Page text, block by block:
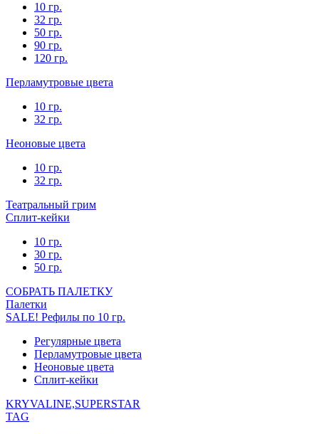
10 гр.
32 гр.
50 гр.
90 гр.
120 гр.
Перламутровые цвета
10 гр.
32 гр.
Неоновые цвета
10 гр.
32 гр.
Театральный грим
Сплит-кейки
10 гр.
30 гр.
50 гр.
СОБРАТЬ ПАЛЕТКУ
Палетки
SALE! Рефилы по 10 гр.
Регулярные цвета
Перламутровые цвета
Неоновые цвета
Сплит-кейки
KRYVALINE,SUPERSTAR
TAG